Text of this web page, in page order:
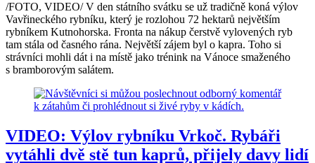
/FOTO, VIDEO/ V den státního svátku se už tradičně koná výlov
Vavřineckého rybníku, který je rozlohou 72 hektarů největším
rybníkem Kutnohorska. Fronta na nákup čerstvě vylovených ryb
tam stála od časného rána. Největší zájem byl o kapra. Toho si
strávníci mohli dát i na místě jako trénink na Vánoce smaženého
s bramborovým salátem.
VIDEO: Výlov rybníku Vrkoč. Rybáři
vytáhli dvě stě tun kaprů, přijely davy lidí